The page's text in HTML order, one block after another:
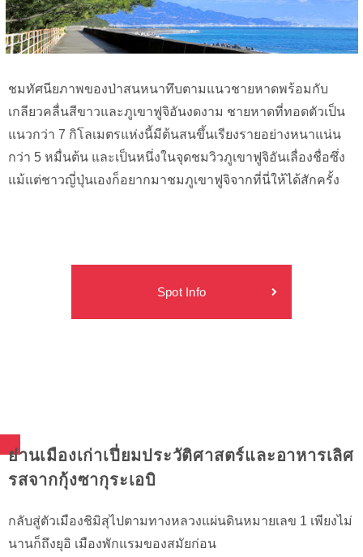
ชมทัศนียภาพของป่าสนหนาทึบตามแนวชายหาดพร้อมกับ
เกลียวคลื่นสีขาวและภูเขาฟูจิอันงดงาม ชายหาดที่ทอดตัวเป็น
แนวกว่า 7 กิโลเมตรแห่งนี้มีต้นสนขึ้นเรียงรายอย่างหนาแน่น
กว่า 5 หมื่นต้น และเป็นหนึ่งในจุดชมวิวภูเขาฟูจิอันเลื่องชื่อซึ่ง
แม้แต่ชาวญี่ปุ่นเองก็อยากมาชมภูเขาฟูจิจากที่นี่ให้ได้สักครั้ง
Spot Info
ย่านเมืองเก่าเปี่ยมประวัติศาสตร์และอาหารเลิศ
รสจากกุ้งซากุระเอบิ
กลับสู่ตัวเมืองชิมิสุไปตามทางหลวงแผ่นดินหมายเลข 1 เพียงไม่
นานก็ถึงยุอิ เมืองพักแรมของสมัยก่อน